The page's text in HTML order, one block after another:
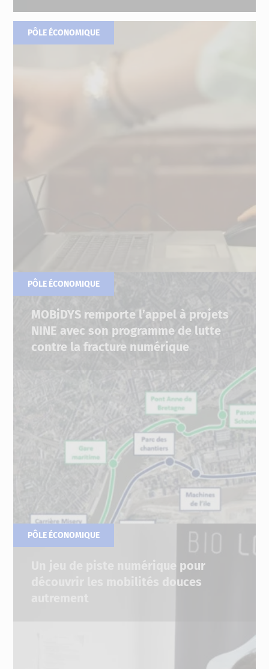
PÔLE ÉCONOMIQUE
MOBiDYS remporte l’appel à projets
NINE avec son programme de lutte
contre la fracture numérique
PÔLE ÉCONOMIQUE
Un jeu de piste numérique pour
découvrir les mobilités douces
PÔLE ÉCONOMIQUE